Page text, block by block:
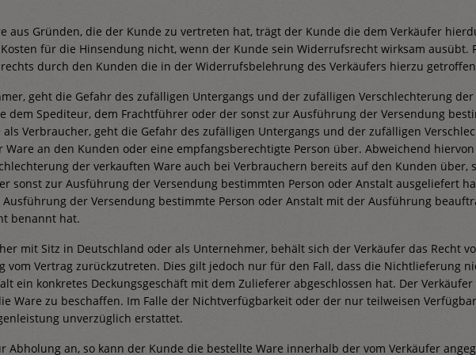
aus Gründen, die der Kunde zu vertreten hat, trägt der Kunde die dem Verkäufer
für die Hinsendung nicht, wenn der Kunde sein Widerrufsrecht wirksam ausübt.
durch den Kunden die in der Widerrufsbelehrung des Verkäufers hierzu
geht die Gefahr des zufälligen Untergangs und der zufälligen Verschlechterung
dem Spediteur, dem Frachtführer oder der sonst zur Ausführung der Versendung
Verbraucher, geht die Gefahr des zufälligen Untergangs und der zufälligen
an den Kunden oder eine empfangsberechtigte Person über. Abweichend
der verkauften Ware auch bei Verbrauchern bereits auf den Kunden über,
sonst zur Ausführung der Versendung bestimmten Person oder Anstalt ausgeliefert
der Versendung bestimmte Person oder Anstalt mit der Ausführung
benannt hat.
mit Sitz in Deutschland oder als Unternehmer, behält sich der Verkäufer das Recht
vom Vertrag zurückzutreten. Dies gilt jedoch nur für den Fall, dass die Nichtlieferung
ein konkretes Deckungsgeschäft mit dem Zulieferer abgeschlossen hat. Der
Ware zu beschaffen. Im Falle der Nichtverfügbarkeit oder der nur teilweisen
unverzüglich erstattet.
Abholung an, so kann der Kunde die bestellte Ware innerhalb der vom Verkäufer